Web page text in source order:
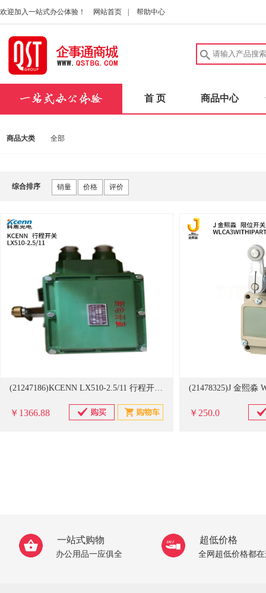
欢迎加入一站式办公体验！ 网站首页 帮助中心
首 页 商品中心
商品大类 全部
综合排序 销量 价格 评价
(21247186)KCENN LX510-2.5/11 行程开关(单位：个)
￥1366.88 ￥250.0
一站式购物
办公用品一应俱全
超低价格
全网超低价格都